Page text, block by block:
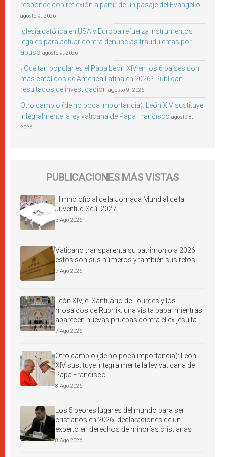
responde con reflexión a partir de un pasaje del Evangelio
agosto 9, 2026
Iglesia católica en USA y Europa refuerza instrumentos
legales para actuar contra denuncias fraudulentas por
abuso agosto 9, 2026
¿Qué tan popular es el Papa León XIV en los 6 países con
más católicos de América Latina en 2026? Publican
resultados de investigación agosto 9, 2026
Otro cambio (de no poca importancia): León XIV sustituye
integralmente la ley vaticana de Papa Francisco agosto 8,
2026
PUBLICACIONES MÁS VISTAS
Himno oficial de la Jornada Mundial de la
Juventud Seúl 2027
3 Ago 2026
Vaticano transparenta su patrimonio a 2026:
estos son sus números y también sus retos
7 Ago 2026
León XIV, el Santuario de Lourdes y los
mosaicos de Rupnik: una visita papal mientras
aparecen nuevas pruebas contra el ex jesuita
7 Ago 2026
Otro cambio (de no poca importancia): León
XIV sustituye integralmente la ley vaticana de
Papa Francisco
8 Ago 2026
Los 5 peores lugares del mundo para ser
cristianos en 2026: declaraciones de un
experto en derechos de minorías cristianas
8 Ago 2026